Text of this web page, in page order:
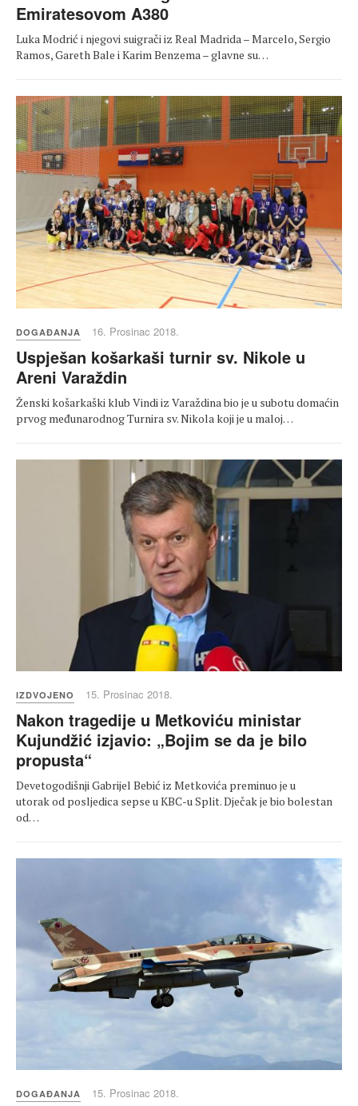
Emiratesovom A380
Luka Modrić i njegovi suigrači iz Real Madrida – Marcelo, Sergio
Ramos, Gareth Bale i Karim Benzema – glavne su…
DOGAĐANJA 16. Prosinac 2018.
Uspješan košarkaši turnir sv. Nikole u
Areni Varaždin
Ženski košarkaški klub Vindi iz Varaždina bio je u subotu domaćin
prvog međunarodnog Turnira sv. Nikola koji je u maloj…
IZDVOJENO 15. Prosinac 2018.
Nakon tragedije u Metkoviću ministar
Kujundžić izjavio: „Bojim se da je bilo
propusta“
Devetogodišnji Gabrijel Bebić iz Metkovića preminuo je u
utorak od posljedica sepse u KBC-u Split. Dječak je bio bolestan
od…
DOGAĐANJA 15. Prosinac 2018.